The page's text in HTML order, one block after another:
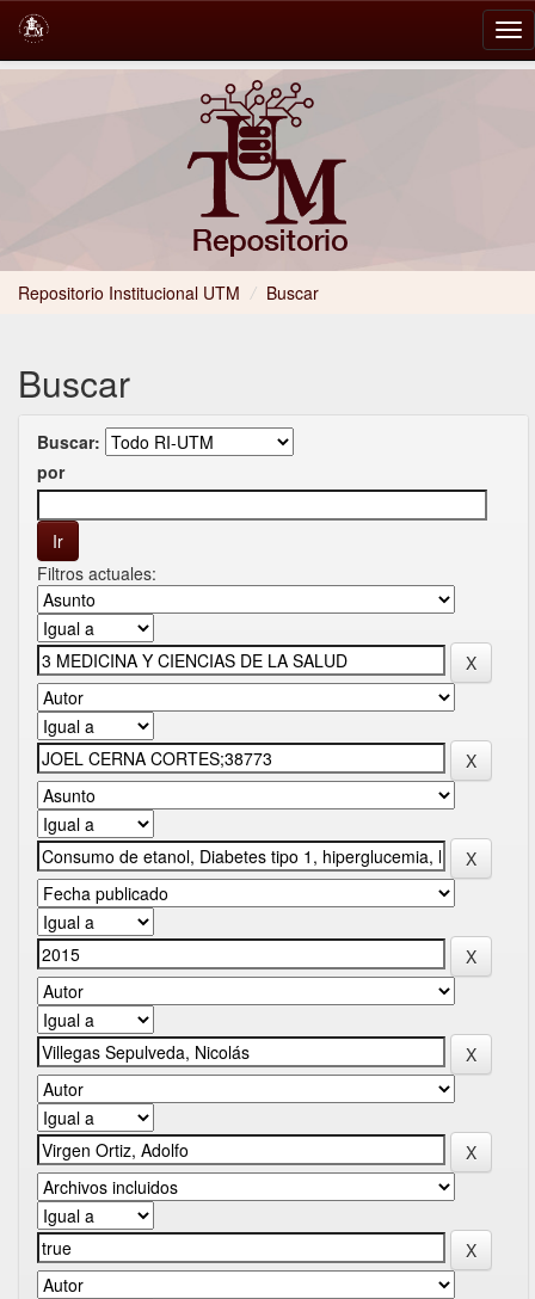
Repositorio Institucional UTM / Buscar
Buscar
Buscar:
por
Filtros actuales: